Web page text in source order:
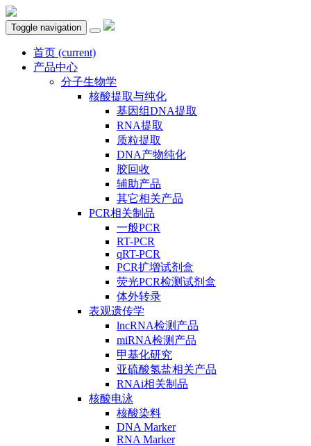
Toggle navigation
首页 (current)
产品中心
分子生物学
核酸提取与纯化
基因组DNA提取
RNA提取
质粒提取
DNA产物纯化
胶回收
辅助产品
其它相关产品
PCR相关制品
一般PCR
RT-PCR
qRT-PCR
PCR扩增试剂盒
荧光PCR检测试剂盒
体外转录
表观遗传学
lncRNA检测产品
miRNA检测产品
甲基化研究
亚硫酸氢盐相关产品
RNAi相关制品
核酸电泳
核酸染料
DNA Marker
RNA Marker